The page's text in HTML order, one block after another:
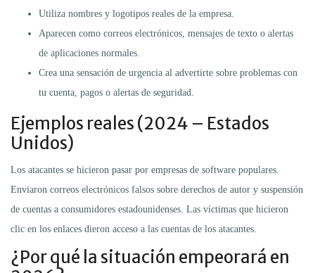
Utiliza nombres y logotipos reales de la empresa.
Aparecen como correos electrónicos, mensajes de texto o alertas
de aplicaciones normales.
Crea una sensación de urgencia al advertirte sobre problemas con
tu cuenta, pagos o alertas de seguridad.
Ejemplos reales (2024 – Estados
Unidos)
Los atacantes se hicieron pasar por empresas de software populares.
Enviaron correos electrónicos falsos sobre derechos de autor y suspensión
de cuentas a consumidores estadounidenses. Las víctimas que hicieron
clic en los enlaces dieron acceso a las cuentas de los atacantes.
¿Por qué la situación empeorará en